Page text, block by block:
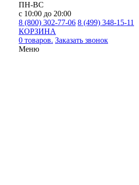
ПН-ВС
с 10:00 до 20:00
8 (800) 302-77-06 8 (499) 348-15-11
КОРЗИНА
0 товаров. Заказать звонок
Меню